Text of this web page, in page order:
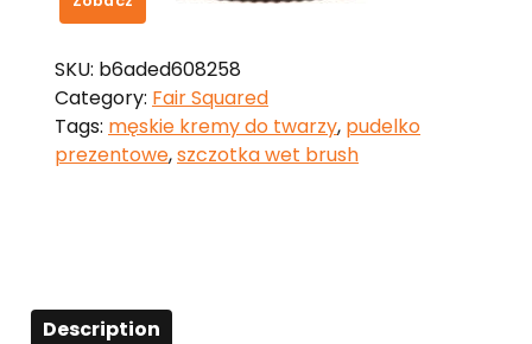
SKU: b6aded608258
Category: Fair Squared
Tags: męskie kremy do twarzy, pudelko
prezentowe,szczotka wet brush
Description